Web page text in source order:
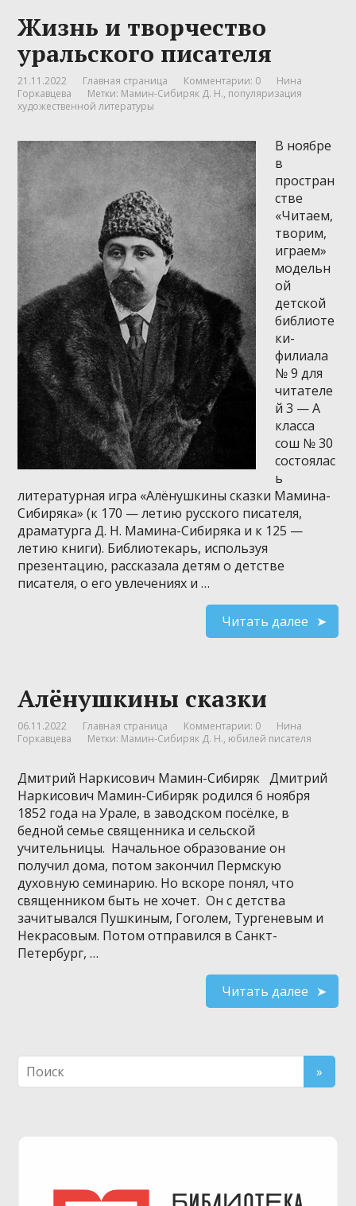
Жизнь и творчество
уральского писателя
21.11.2022 Главная страница Комментарии: 0
Нина
Горкавцева
Метки: Мамин-Сибиряк Д. Н., популяризация
художественной литературы
В ноябре
в
простран
стве
«Читаем,
творим,
играем»
модельн
ой
детской
библиоте
ки-
филиала
№ 9 для
читателе
й 3 — А
класса
сош № 30
состоялас
ь
литературная игра «Алёнушкины сказки Мамина-
Сибиряка» (к 170 — летию русского писателя,
драматурга Д. Н. Мамина-Сибиряка и к 125 —
летию книги). Библиотекарь, используя
презентацию, рассказала детям о детстве
писателя, о его увлечениях и …
Читать далее
Алёнушкины сказки
06.11.2022 Главная страница Комментарии: 0
Нина
Горкавцева
Метки: Мамин-Сибиряк Д. Н., юбилей писателя
Дмитрий Наркисович Мамин-Сибиряк Дмитрий
Наркисович Мамин-Сибиряк родился 6 ноября
1852 года на Урале, в заводском посёлке, в
бедной семье священника и сельской
учительницы. Начальное образование он
получил дома, потом закончил Пермскую
духовную семинарию. Но вскоре понял, что
священником быть не хочет. Он с детства
зачитывался Пушкиным, Гоголем, Тургеневым и
Некрасовым. Потом отправился в Санкт-
Петербург, …
Читать далее